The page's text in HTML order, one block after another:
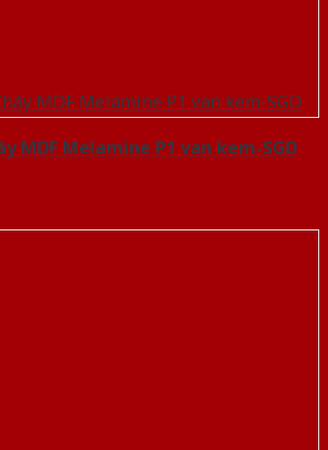
MDF Melamine P1 van kem-SGD